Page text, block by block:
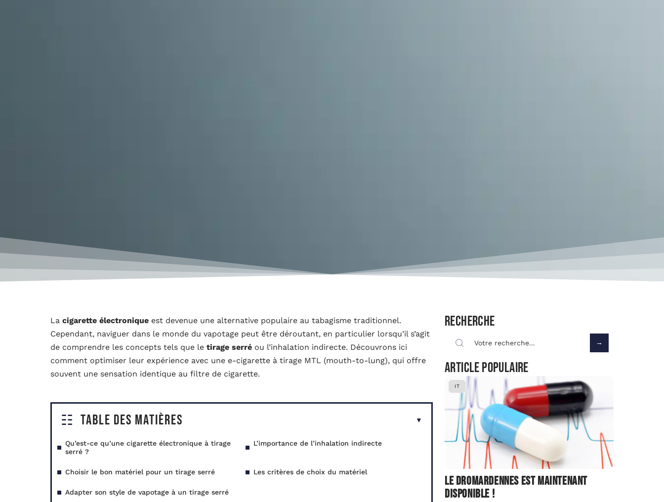
La cigarette électronique est devenue une alternative populaire au tabagisme traditionnel.
Cependant, naviguer dans le monde du vapotage peut être déroutant, en particulier lorsqu’il s’agit
de comprendre les concepts tels que le tirage serré ou l’inhalation indirecte. Découvrons ici
comment optimiser leur expérience avec une e-cigarette à tirage MTL (mouth-to-lung), qui offre
souvent une sensation identique au filtre de cigarette.
Table des matières
Qu’est-ce qu’une cigarette électronique à tirage
serré ?
L’importance de l’inhalation indirecte
Choisir le bon matériel pour un tirage serré Les critères de choix du matériel
Adapter son style de vapotage à un tirage serré
Recherche
Article populaire
IT
Le dromardennes est maintenant
disponible !